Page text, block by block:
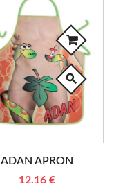
search
ADAN APRON
12,16 €